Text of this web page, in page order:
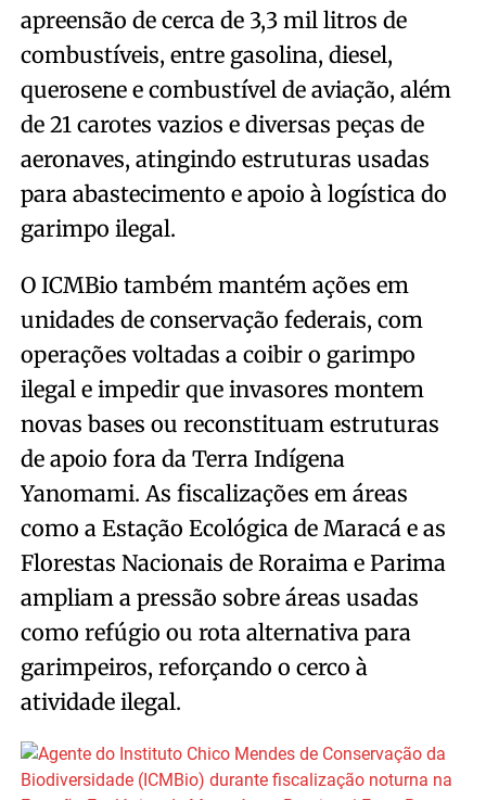
apreensão de cerca de 3,3 mil litros de
combustíveis, entre gasolina, diesel,
querosene e combustível de aviação, além
de 21 carotes vazios e diversas peças de
aeronaves, atingindo estruturas usadas
para abastecimento e apoio à logística do
garimpo ilegal.
O ICMBio também mantém ações em
unidades de conservação federais, com
operações voltadas a coibir o garimpo
ilegal e impedir que invasores montem
novas bases ou reconstituam estruturas
de apoio fora da Terra Indígena
Yanomami. As fiscalizações em áreas
como a Estação Ecológica de Maracá e as
Florestas Nacionais de Roraima e Parima
ampliam a pressão sobre áreas usadas
como refúgio ou rota alternativa para
garimpeiros, reforçando o cerco à
atividade ilegal.